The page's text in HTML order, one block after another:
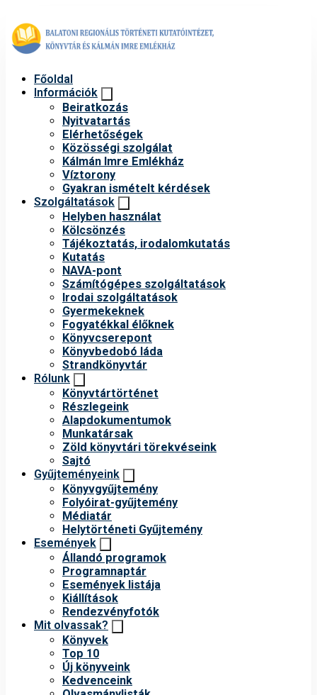
Főoldal
Információk
Beiratkozás
Nyitvatartás
Elérhetőségek
Közösségi szolgálat
Kálmán Imre Emlékház
Víztorony
Gyakran ismételt kérdések
Szolgáltatások
Helyben használat
Kölcsönzés
Tájékoztatás, irodalomkutatás
Kutatás
NAVA-pont
Számítógépes szolgáltatások
Irodai szolgáltatások
Gyermekeknek
Fogyatékkal élőknek
Könyvcserepont
Könyvbedobó láda
Strandkönyvtár
Rólunk
Könyvtártörténet
Részlegeink
Alapdokumentumok
Munkatársak
Zöld könyvtári törekvéseink
Sajtó
Gyűjteményeink
Könyvgyűjtemény
Folyóirat-gyűjtemény
Médiatár
Helytörténeti Gyűjtemény
Események
Állandó programok
Programnaptár
Események listája
Kiállítások
Rendezvényfotók
Mit olvassak?
Könyvek
Top 10
Új könyveink
Kedvenceink